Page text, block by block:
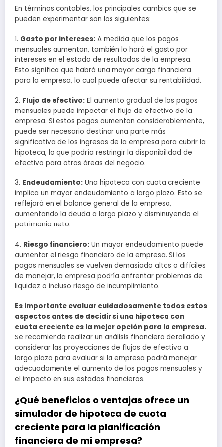
En términos contables, los principales cambios que se
pueden experimentar son los siguientes:
1. Gasto por intereses: A medida que los pagos
mensuales aumentan, también lo hará el gasto por
intereses en el estado de resultados de la empresa.
Esto significa que habrá una mayor carga financiera
para la empresa, lo cual puede afectar su rentabilidad.
2. Flujo de efectivo: El aumento gradual de los pagos
mensuales puede impactar el flujo de efectivo de la
empresa. Si estos pagos aumentan considerablemente,
puede ser necesario destinar una parte más
significativa de los ingresos de la empresa para cubrir la
hipoteca, lo que podría restringir la disponibilidad de
efectivo para otras áreas del negocio.
3. Endeudamiento: Una hipoteca con cuota creciente
implica un mayor endeudamiento a largo plazo. Esto se
reflejará en el balance general de la empresa,
aumentando la deuda a largo plazo y disminuyendo el
patrimonio neto.
4. Riesgo financiero: Un mayor endeudamiento puede
aumentar el riesgo financiero de la empresa. Si los
pagos mensuales se vuelven demasiado altos o difíciles
de manejar, la empresa podría enfrentar problemas de
liquidez o incluso riesgo de incumplimiento.
Es importante evaluar cuidadosamente todos estos
aspectos antes de decidir si una hipoteca con
cuota creciente es la mejor opción para la empresa.
Se recomienda realizar un análisis financiero detallado y
considerar las proyecciones de flujos de efectivo a
largo plazo para evaluar si la empresa podrá manejar
adecuadamente el aumento de los pagos mensuales y
el impacto en sus estados financieros.
¿Qué beneficios o ventajas ofrece un
simulador de hipoteca de cuota
creciente para la planificación
financiera de mi empresa?